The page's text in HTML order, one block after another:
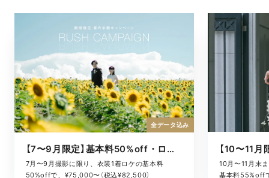
【7〜9月限定】基本料50%off・ロケキャンペーン
7月〜9月撮影に限り、衣装1着ロケの基本料
50%offで、¥75,000〜（税込¥82,500）
全データ込み
10月〜11月末
基本料55%off